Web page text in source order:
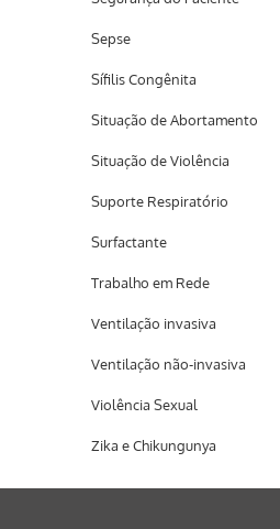
Sepse
Sífilis Congênita
Situação de Abortamento
Situação de Violência
Suporte Respiratório
Surfactante
Trabalho em Rede
Ventilação invasiva
Ventilação não-invasiva
Violência Sexual
Zika e Chikungunya